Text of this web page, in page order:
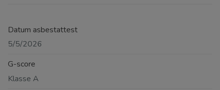
Datum asbestattest
5/5/2026
G-score
Klasse A